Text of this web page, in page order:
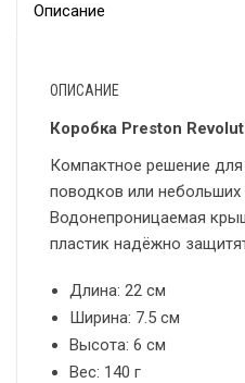
Описание
ОПИСАНИЕ
Коробка Preston
Компактное решение
поводков или небольших
Водонепроницаемая
пластик надёжно
Длина: 22 см
Ширина: 7.5 см
Высота: 6 см
Вес: 140 г